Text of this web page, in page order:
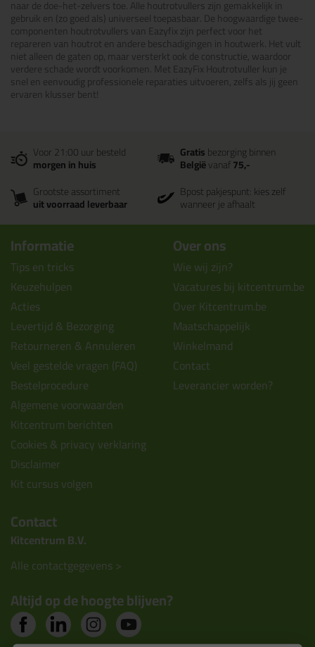
naar de doe-het-zelvers toe. Alle houtrotvullers zijn gemakkelijk in
gebruik en (zo goed als) universeel toepasbaar. De hoogwaardige twee-
componenten houtrotvullers van Eazyfix zijn perfect voor het
repareren van houtrot en andere beschadigingen in houtwerk. Het vult
niet alleen de gaten op, maar versterkt ook de constructie, waardoor
verdere schade wordt voorkomen. Met EazyFix Houtrotvuller kun je
snel en eenvoudig professionele reparaties uitvoeren, zelfs als jij geen
ervaren klusser bent!
Voor 21:00 uur besteld
morgen in huis
Gratisbezorging binnen
Belgiëvanaf75,-
Grootste assortiment
uit voorraad leverbaar
Bpost pakjespunt: kies zelf
wanneer je afhaalt
Informatie
Tips en tricks
Keuzehulpen
Acties
Levertijd & Bezorging
Retourneren & Annuleren
Veel gestelde vragen (FAQ)
Bestelprocedure
Algemene voorwaarden
Kitcentrum berichten
Cookies & privacy verklaring
Disclaimer
Kit cursus volgen
Over ons
Wie wij zijn?
Vacatures bij kitcentrum.be
Over Kitcentrum.be
Maatschappelijk
Winkelmand
Contact
Leverancier worden?
Contact
Kitcentrum B.V.
Alle contactgegevens >
Altijd op de hoogte blijven?